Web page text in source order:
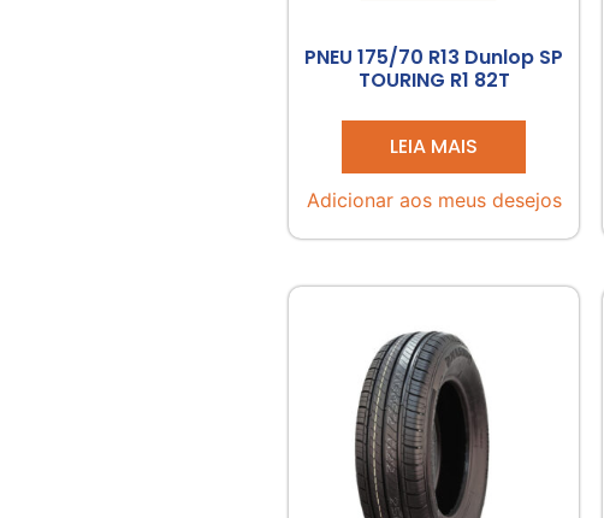
PNEU 175/70 R13 Dunlop SP
TOURING R1 82T
LEIA MAIS
Adicionar aos meus desejos